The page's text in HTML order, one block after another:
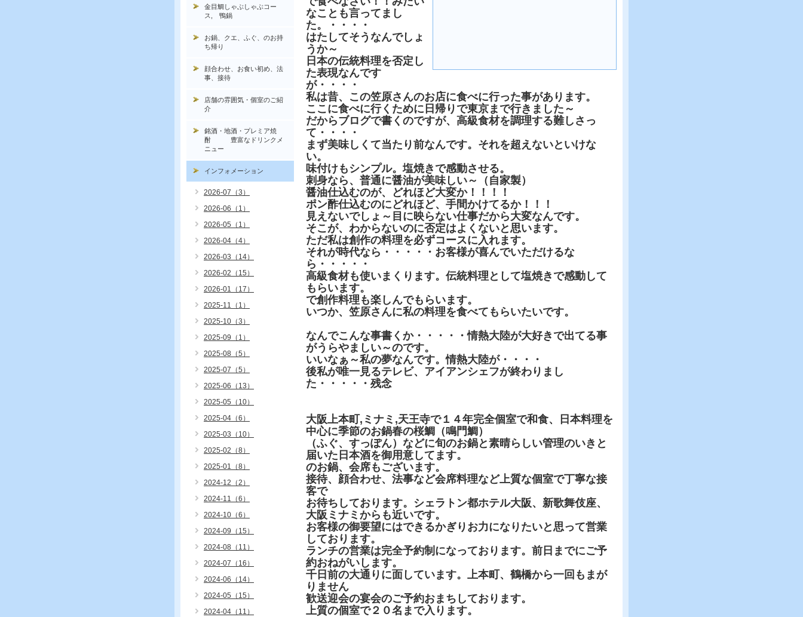
なことも言ってまし
た。・・・・
はたしてそうなんでしょ
うか～
日本の伝統料理を否定し
た表現なんです
が・・・・
私は昔、この笠原さんのお店に食べに行った事があります。
ここに食べに行くために日帰りで東京まで行きました～
だからブログで書くのですが、高級食材を調理する難しさっ
て・・・・
まず美味しくて当たり前なんです。それを超えないといけな
い。
味付けもシンプル。塩焼きで感動させる。
刺身なら、普通に醤油が美味しい～（自家製）
醤油仕込むのが、どれほど大変か！！！！
ポン酢仕込むのにどれほど、手間かけてるか！！！
見えないでしょ～目に映らない仕事だから大変なんです。
そこが、わからないのに否定はよくないと思います。
ただ私は創作の料理を必ずコースに入れます。
それが時代なら・・・・・お客様が喜んでいただけるな
ら・・・・・
高級食材も使いまくります。伝統料理として塩焼きで感動して
もらいます。
で創作料理も楽しんでもらいます。
いつか、笠原さんに私の料理を食べてもらいたいです。
なんでこんな事書くか・・・・・情熱大陸が大好きで出てる事
がうらやましい～のです。
いいなぁ～私の夢なんです。情熱大陸が・・・・
後私が唯一見るテレビ、アイアンシェフが終わりまし
た・・・・・残念
大阪上本町,ミナミ,天王寺で１４年完全個室で和食、日本料理を
中心に季節のお鍋春の桜鯛（鳴門鯛）
（ふぐ、すっぽん）などに旬のお鍋と素晴らしい管理のいきと
届いた日本酒を御用意してます。
のお鍋、会席もございます。
接待、顔合わせ、法事など会席料理など上質な個室で丁寧な接
客で
お待ちしております。シェラトン都ホテル大阪、新歌舞伎座、
大阪ミナミからも近いです。
お客様の御要望にはできるかぎりお力になりたいと思って営業
しております。
ランチの営業は完全予約制になっております。前日までにご予
約おねがいします。
千日前の大通りに面しています。上本町、鶴橋から一回もまが
りません
歓送迎会の宴会のご予約おまちしております。
上質の個室で２０名まで入ります。
金目鯛しゃぶしゃぶコー
ス, 鴨鍋
お鍋、クエ、ふぐ、のお持
ち帰り
顔合わせ、お食い初め、法
事、接待
店舗の雰囲気・個室のご紹
介
銘酒・地酒・プレミア焼
酎 豊富なドリンクメ
ニュー
インフォメーション
2026-07（3）
2026-06（1）
2026-05（1）
2026-04（4）
2026-03（14）
2026-02（15）
2026-01（17）
2025-11（1）
2025-10（3）
2025-09（1）
2025-08（5）
2025-07（5）
2025-06（13）
2025-05（10）
2025-04（6）
2025-03（10）
2025-02（8）
2025-01（8）
2024-12（2）
2024-11（6）
2024-10（6）
2024-09（15）
2024-08（11）
2024-07（16）
2024-06（14）
2024-05（15）
2024-04（11）